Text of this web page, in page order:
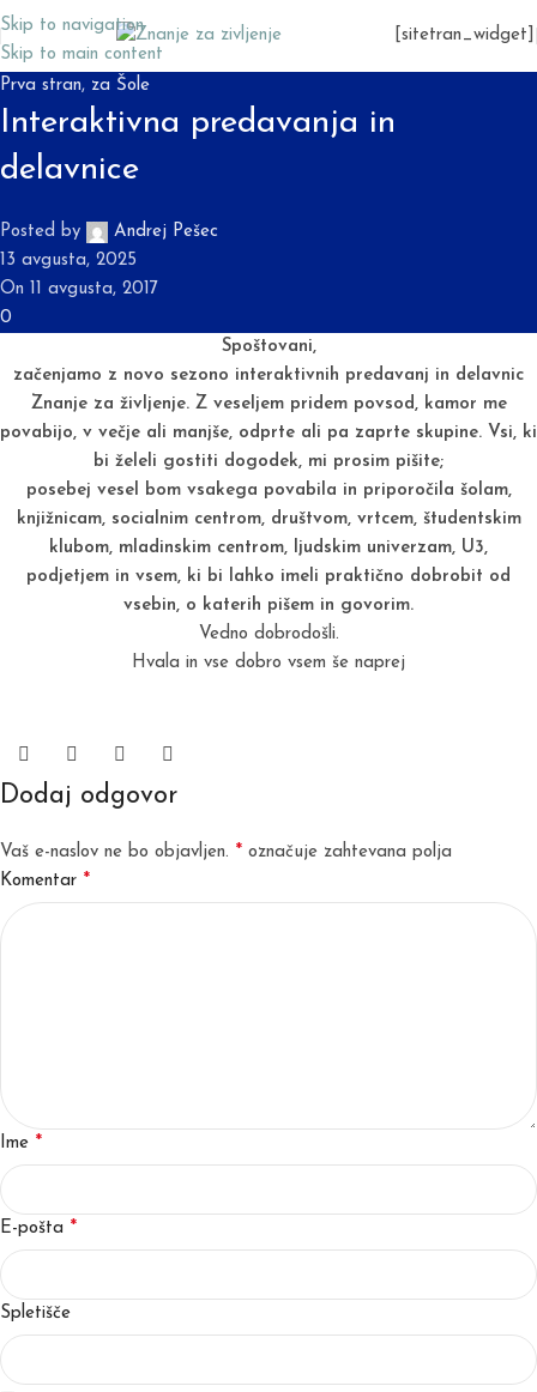
Skip to navigation
Skip to main content
[sitetran_widget]
Prva stran, za Šole
Interaktivna predavanja in
delavnice
Posted by
Andrej Pešec
13 avgusta, 2025
On 11 avgusta, 2017
0
Spoštovani,
začenjamo z novo sezono interaktivnih predavanj in delavnic
Znanje za življenje. Z veseljem pridem povsod, kamor me
povabijo, v večje ali manjše, odprte ali pa zaprte skupine. Vsi, ki
bi želeli gostiti dogodek, mi prosim pišite;
posebej vesel bom vsakega povabila in priporočila šolam,
knjižnicam, socialnim centrom, društvom, vrtcem, študentskim
klubom, mladinskim centrom, ljudskim univerzam, U3,
podjetjem in vsem, ki bi lahko imeli praktično dobrobit od
vsebin, o katerih pišem in govorim.
Vedno dobrodošli.
Hvala in vse dobro vsem še naprej
Dodaj odgovor
Vaš e-naslov ne bo objavljen. * označuje zahtevana polja
Komentar *
Ime *
E-pošta *
Spletišče